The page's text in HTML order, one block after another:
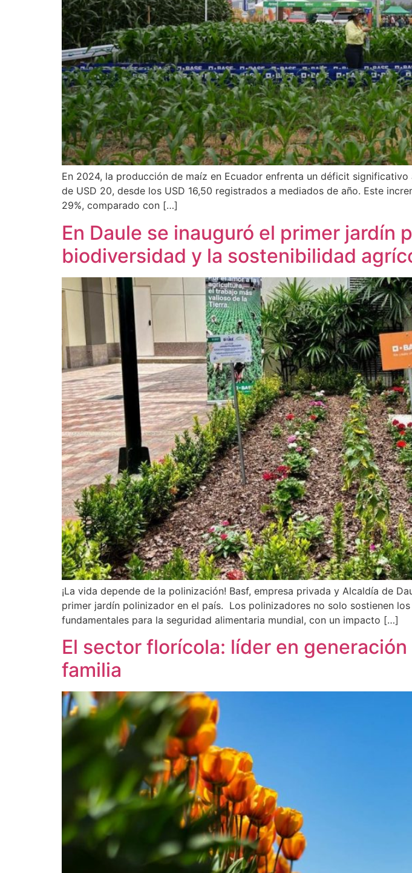
En 2024, la producción de maíz en Ecuador enfrenta un déficit
de USD 20, desde los USD 16,50 registrados a mediados de año. Este
29%, comparado con […]
En Daule se inauguró el primer jardín
biodiversidad y la sostenibilidad
¡La vida depende de la polinización! Basf, empresa privada y Alcaldía de
primer jardín polinizador en el país. Los polinizadores no solo sostienen
fundamentales para la seguridad alimentaria mundial, con un impacto […]
El sector florícola: líder en
familia